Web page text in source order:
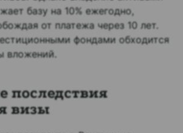
базу на 10% ежегодно,
от платежа через 10 лет.
фондами обходится
вложений.
последствия
визы